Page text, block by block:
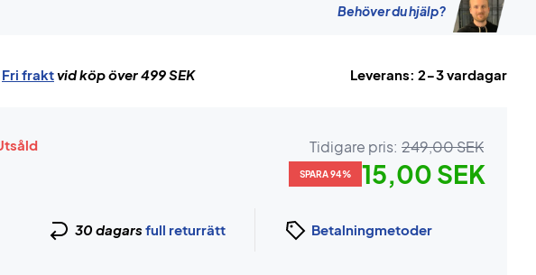
Behöver du hjälp?
Fri fraktvid köp över 499 SEK Leverans: 2-3 vardagar
Tidigare pris: 249,00 SEK
SPARA 94% 15,00 SEK
30 dagars full returrätt Betalningmetoder